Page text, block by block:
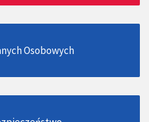
Osobowych